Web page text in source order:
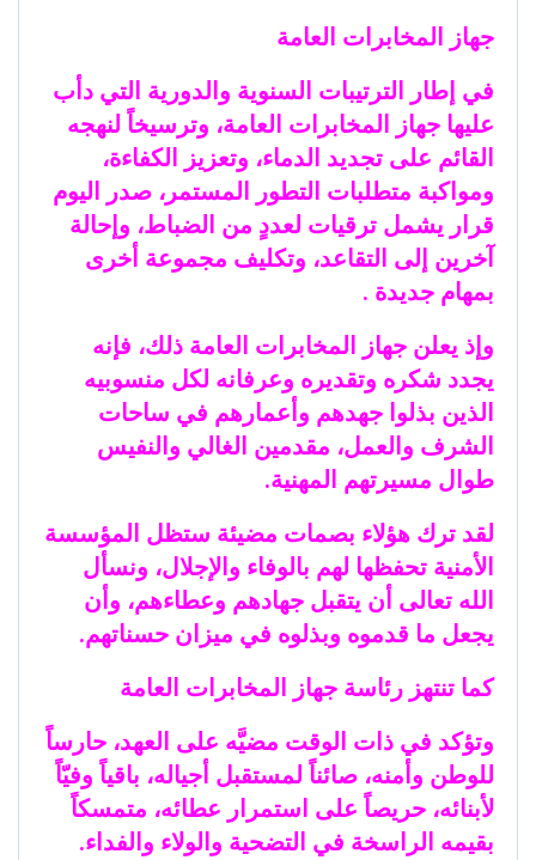
جهاز المخابرات العامة
في إطار الترتيبات السنوية والدورية التي دأب
عليها جهاز المخابرات العامة، وترسيخاً لنهجه
القائم على تجديد الدماء، وتعزيز الكفاءة،
ومواكبة متطلبات التطور المستمر، صدر اليوم
قرار يشمل ترقيات لعددٍ من الضباط، وإحالة
آخرين إلى التقاعد، وتكليف مجموعة أخرى
بمهام جديدة .
وإذ يعلن جهاز المخابرات العامة ذلك، فإنه
يجدد شكره وتقديره وعرفانه لكل منسوبيه
الذين بذلوا جهدهم وأعمارهم في ساحات
الشرف والعمل، مقدمين الغالي والنفيس
طوال مسيرتهم المهنية.
لقد ترك هؤلاء بصمات مضيئة ستظل المؤسسة
الأمنية تحفظها لهم بالوفاء والإجلال، ونسأل
الله تعالى أن يتقبل جهادهم وعطاءهم، وأن
يجعل ما قدموه وبذلوه في ميزان حسناتهم.
كما تنتهز رئاسة جهاز المخابرات العامة
وتؤكد في ذات الوقت مضيَّه على العهد، حارساً
للوطن وأمنه، صائناً لمستقبل أجياله، باقياً وفيّاً
لأبنائه، حريصاً على استمرار عطائه، متمسكاً
بقيمه الراسخة في التضحية والولاء والفداء.